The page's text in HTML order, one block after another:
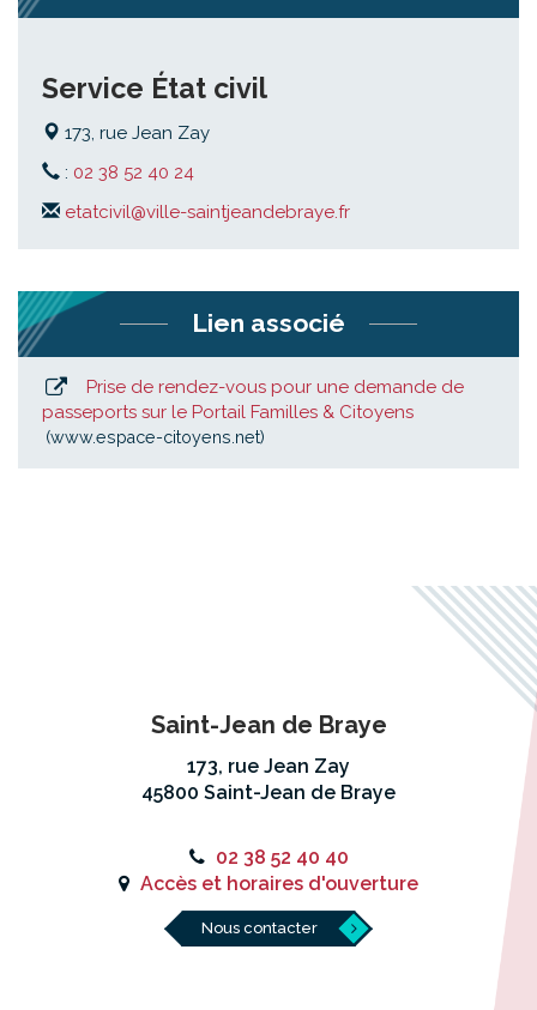
Service État civil
173, rue Jean Zay
: 02 38 52 40 24
etatcivil@ville-saintjeandebraye.fr
Lien associé
Prise de rendez-vous pour une demande de
passeports sur le Portail Familles & Citoyens
www.espace-citoyens.net
Saint-Jean de Braye
173, rue Jean Zay
45800 Saint-Jean de Braye
02 38 52 40 40
Accès et horaires d'ouverture
Nous contacter